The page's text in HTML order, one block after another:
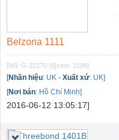
Belzona 1111
[Mã: G-32370-9][xem: 3106]
[Nhãn hiệu: UK - Xuất xứ: UK]
[Nơi bán: Hồ Chí Minh]
2016-06-12 13:05:17]